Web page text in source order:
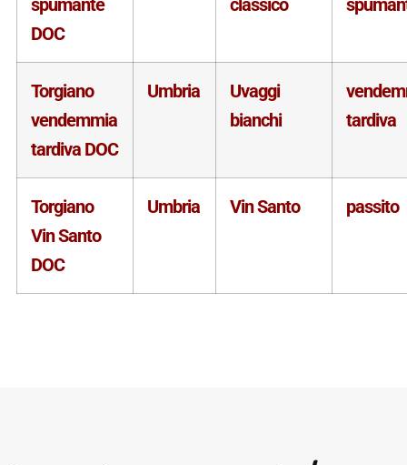
DOC
Torgiano
vendemmia
tardiva DOC
Umbria
Uvaggi
bianchi
tardiva
Torgiano
Vin Santo
DOC
Umbria Vin Santo passito